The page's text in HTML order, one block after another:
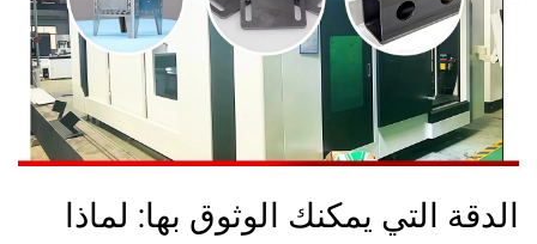
الدقة التي يمكنك الوثوق بها: لماذا